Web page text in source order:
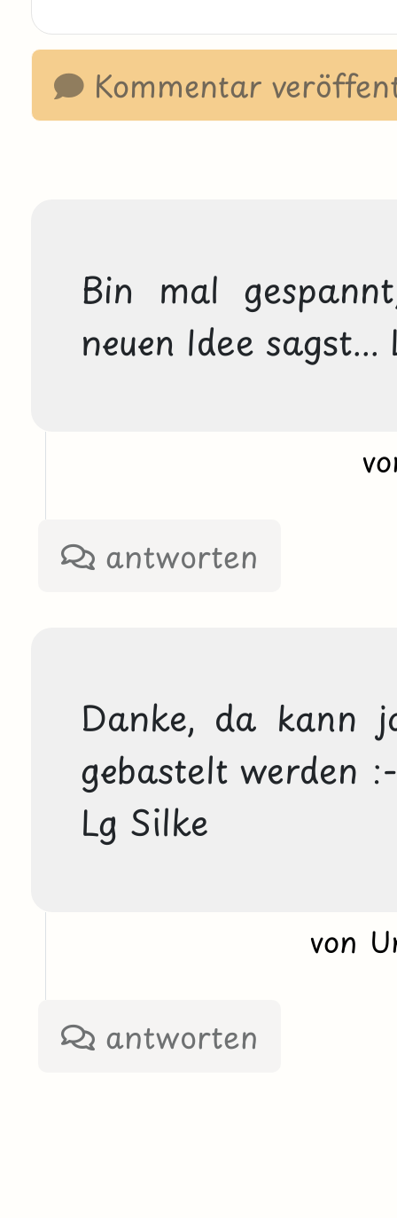
Kommentar
Bin mal
neuen Idee sagst...
antworten
Danke, da kann
gebastelt werden
Lg Silke
von
antworten